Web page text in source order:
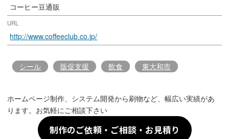
コーヒー豆通販
URL
http://www.coffeeclub.co.jp/
シール 販促支援 飲食 東大和市
ホームページ制作、システム開発から刷物など、幅広い実績があ
ります。お気軽にご相談下さい
制作のご依頼・ご相談・お見積り